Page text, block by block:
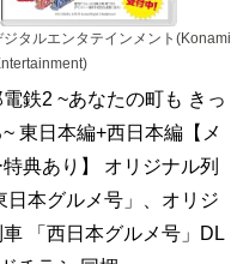
ジタルエンタテインメント(Konami
鉄2 ~あなたの町も きっ
~ 東日本編+西日本編【メ
典あり】 オリジナル列
日本グルメ号」、オリジ
「西日本グルメ号」DL